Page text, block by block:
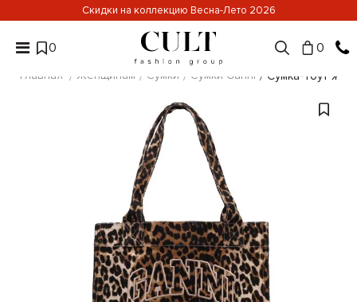
Скидки на коллекцию Весна-Лето 2026
0 0
Главная Женщинам Сумки Сумки Ganni Сумка-тоут